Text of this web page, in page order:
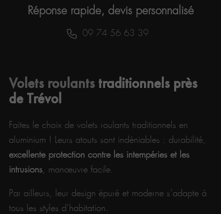
Réponse rapide, devis personnalisé
09 74 56 63 39
Volets roulants traditionnels près
de Trévol
Faites le choix de volets roulants traditionnels en
aluminium ! Leurs atouts sont indéniables : durabilité,
excellente protection contre les intempéries et les
intrusions, manœuvre facile.
Par ailleurs, leur design épuré et moderne s’adapte à
tous les styles d’habitation.